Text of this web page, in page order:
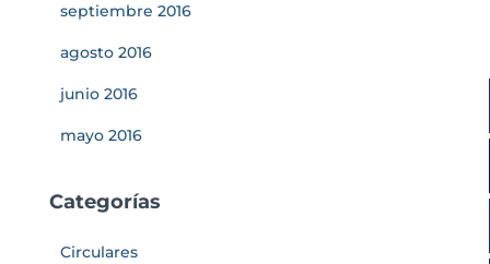
septiembre 2016
agosto 2016
junio 2016
mayo 2016
Categorías
Circulares